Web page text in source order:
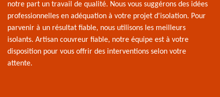
notre part un travail de qualité. Nous vous suggérons des idées
professionnelles en adéquation à votre projet d'isolation. Pour
parvenir à un résultat fiable, nous utilisons les meilleurs
isolants. Artisan couvreur fiable, notre équipe est à votre
disposition pour vous offrir des interventions selon votre
attente.